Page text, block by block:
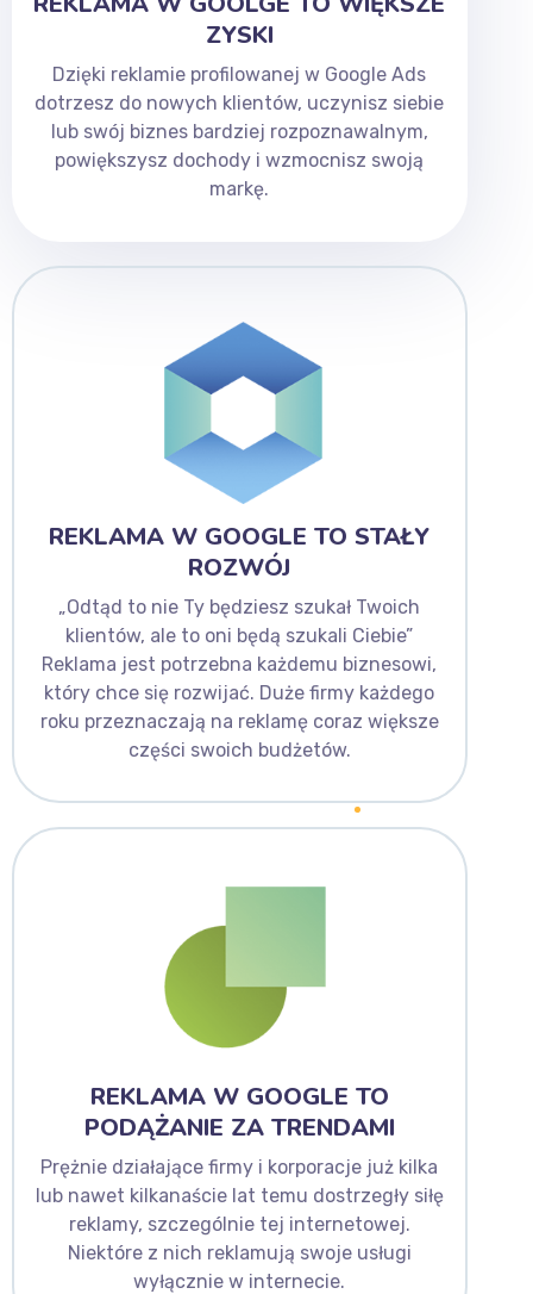
ZYSKI
Dzięki reklamie profilowanej w Google Ads
dotrzesz do nowych klientów, uczynisz siebie
lub swój biznes bardziej rozpoznawalnym,
powiększysz dochody i wzmocnisz swoją
markę.
REKLAMA W GOOGLE TO STAŁY
ROZWÓJ
„Odtąd to nie Ty będziesz szukał Twoich
klientów, ale to oni będą szukali Ciebie”
Reklama jest potrzebna każdemu biznesowi,
który chce się rozwijać. Duże firmy każdego
roku przeznaczają na reklamę coraz większe
części swoich budżetów.
REKLAMA W GOOGLE TO
PODĄŻANIE ZA TRENDAMI
Prężnie działające firmy i korporacje już kilka
lub nawet kilkanaście lat temu dostrzegły siłę
reklamy, szczególnie tej internetowej.
Niektóre z nich reklamują swoje usługi
wyłącznie w internecie.